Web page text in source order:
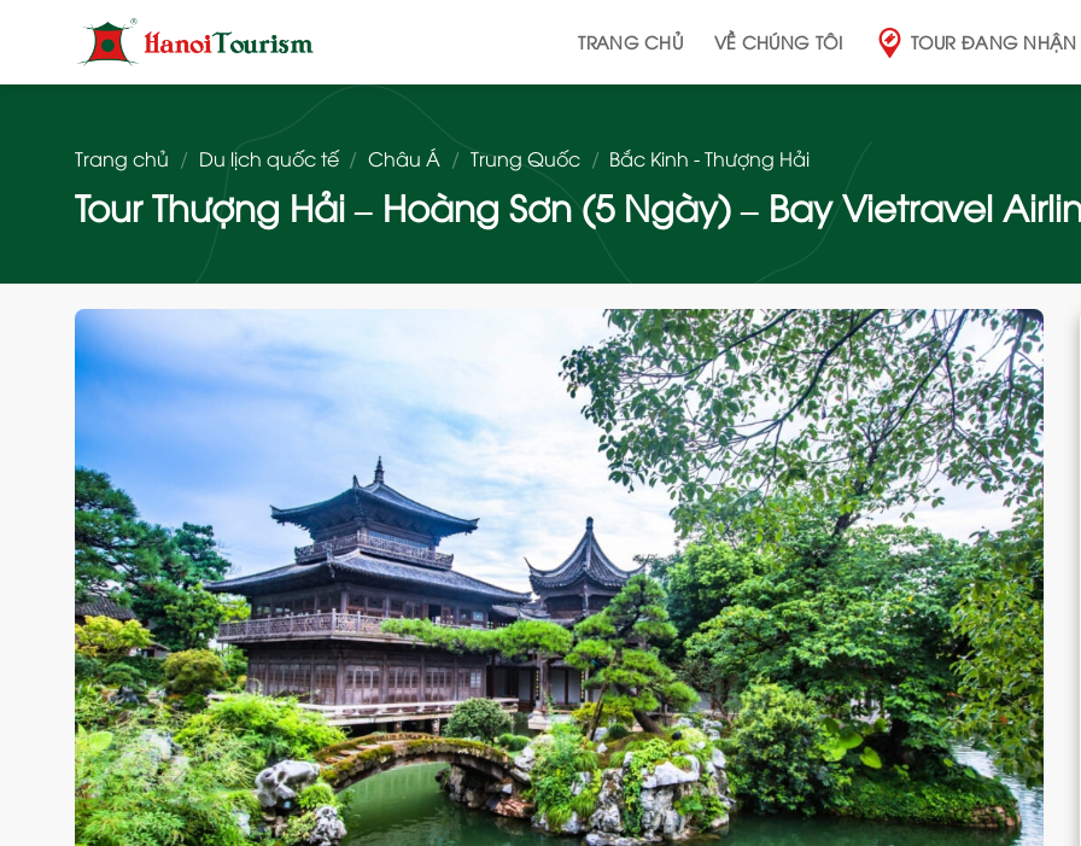
dung
TRANG CHỦ VỀ CHÚNG TÔI TOUR ĐANG
Trang chủ / Du lịch quốc tế / Châu Á / Trung Quốc / Bắc Kinh - Thượng Hải
Tour Thượng Hải – Hoàng Sơn (5 Ngày) – Bay Vietravel
Add
to
wishlist